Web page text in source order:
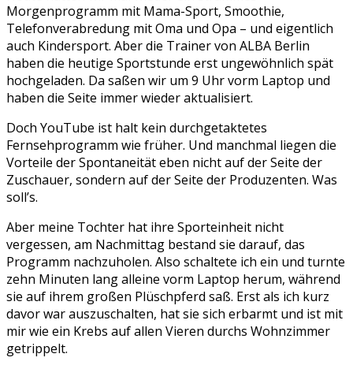
Morgenprogramm mit Mama-Sport, Smoothie,
Telefonverabredung mit Oma und Opa – und eigentlich
auch Kindersport. Aber die Trainer von ALBA Berlin
haben die heutige Sportstunde erst ungewöhnlich spät
hochgeladen. Da saßen wir um 9 Uhr vorm Laptop und
haben die Seite immer wieder aktualisiert.
Doch YouTube ist halt kein durchgetaktetes
Fernsehprogramm wie früher. Und manchmal liegen die
Vorteile der Spontaneität eben nicht auf der Seite der
Zuschauer, sondern auf der Seite der Produzenten. Was
soll’s.
Aber meine Tochter hat ihre Sporteinheit nicht
vergessen, am Nachmittag bestand sie darauf, das
Programm nachzuholen. Also schaltete ich ein und turnte
zehn Minuten lang alleine vorm Laptop herum, während
sie auf ihrem großen Plüschpferd saß. Erst als ich kurz
davor war auszuschalten, hat sie sich erbarmt und ist mit
mir wie ein Krebs auf allen Vieren durchs Wohnzimmer
getrippelt.